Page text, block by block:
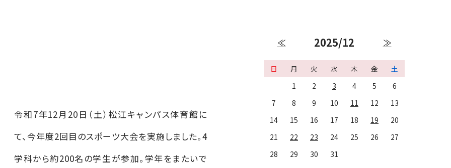
令和7年12月20日（土）松江キャンパス体育館に
て、今年度2回目のスポーツ大会を実施しました。4
学科から約200名の学生が参加。学年をまたいで
≪ 2025/12 ≫
日 月 火 水 木 金
土
1
2 3 4 5
6
7
8 9 10 11 12
13
14
15 16 17 18 19
20
21
22 23 24 25 26
27
28
29 30 31